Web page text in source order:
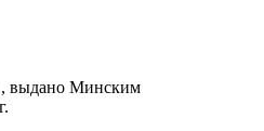
выдано Минским